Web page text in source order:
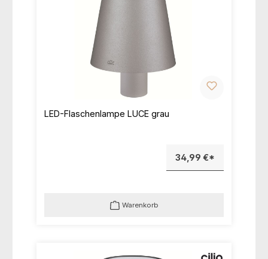
LED-Flaschenlampe LUCE grau
34,99 €*
Warenkorb